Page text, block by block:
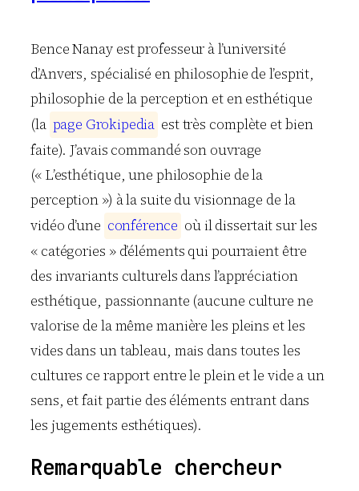
Bence Nanay est professeur à l’université
d’Anvers, spécialisé en philosophie de l’esprit,
philosophie de la perception et en esthétique
(la page Grokipedia est très complète et bien
faite). J’avais commandé son ouvrage
(« L’esthétique, une philosophie de la
perception ») à la suite du visionnage de la
vidéo d’une conférence où il dissertait sur les
« catégories » d’éléments qui pourraient être
des invariants culturels dans l’appréciation
esthétique, passionnante (aucune culture ne
valorise de la même manière les pleins et les
vides dans un tableau, mais dans toutes les
cultures ce rapport entre le plein et le vide a un
sens, et fait partie des éléments entrant dans
les jugements esthétiques).
Remarquable chercheur